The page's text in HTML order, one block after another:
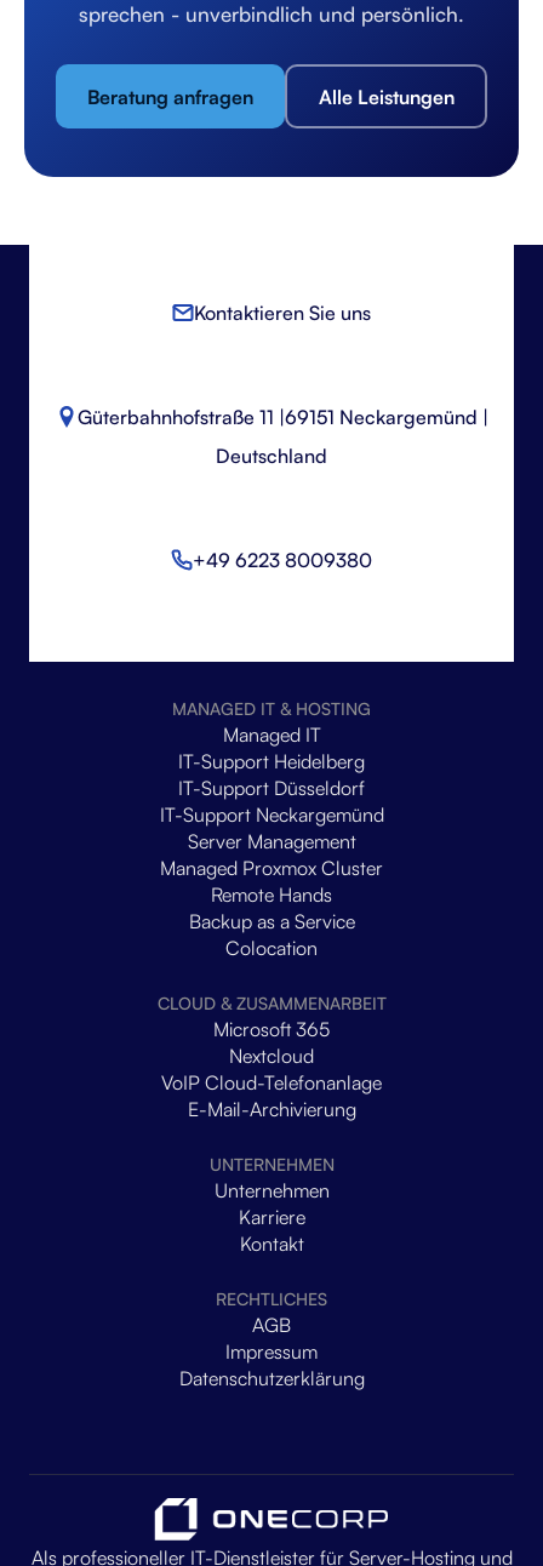
sprechen - unverbindlich und persönlich.
Beratung anfragen Alle Leistungen
Kontaktieren Sie uns
Güterbahnhofstraße 11 |69151 Neckargemünd |
Deutschland
+49 6223 8009380
MANAGED IT & HOSTING
Managed IT
IT-Support Heidelberg
IT-Support Düsseldorf
IT-Support Neckargemünd
Server Management
Managed Proxmox Cluster
Remote Hands
Backup as a Service
Colocation
CLOUD & ZUSAMMENARBEIT
Microsoft 365
Nextcloud
VoIP Cloud-Telefonanlage
E-Mail-Archivierung
UNTERNEHMEN
Unternehmen
Karriere
Kontakt
RECHTLICHES
AGB
Impressum
Datenschutzerklärung
Als professioneller IT-Dienstleister für Server-Hosting und